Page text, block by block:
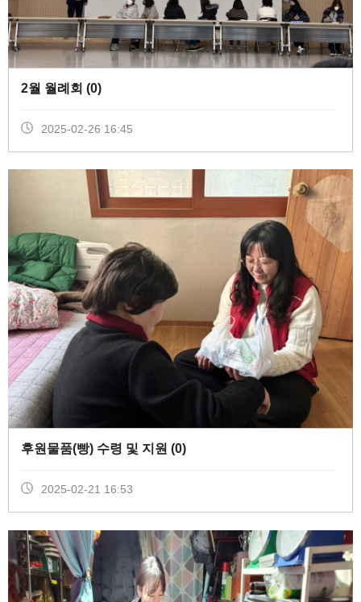
2월 월례회 (0)
2025-02-26 16:45
후원물품(빵) 수령 및 지원 (0)
2025-02-21 16:53